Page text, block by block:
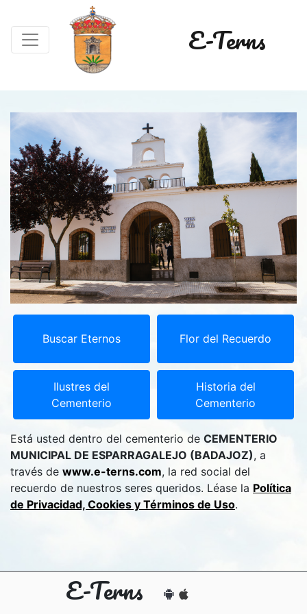
E-Terns
Buscar Eternos Flor del Recuerdo
Ilustres del
Cementerio
Historia del
Cementerio
Está usted dentro del cementerio de CEMENTERIO
MUNICIPAL DE ESPARRAGALEJO (BADAJOZ), a
través de www.e-terns.com, la red social del
recuerdo de nuestros seres queridos. Léase la Política
de Privacidad, Cookies y Términos de Uso.
E-Terns